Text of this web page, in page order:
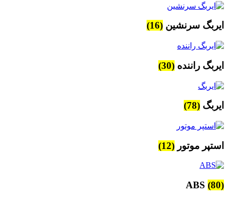
ایربگ سرنشین (16)
ایربگ راننده (30)
ایربگ (78)
استپر موتور (12)
ABS (80)